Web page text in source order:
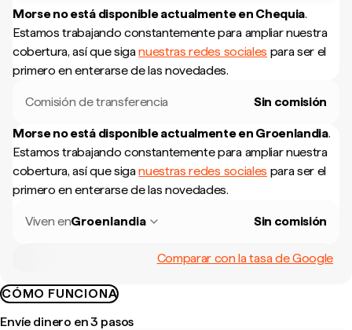
Morse no está disponible actualmente en Chequia.
Estamos trabajando constantemente para ampliar nuestra
cobertura, así que siganuestras redes sociales para ser el
primero en enterarse de las novedades.
Comisión de transferencia Sin comisión
Morse no está disponible actualmente en Groenlandia.
Estamos trabajando constantemente para ampliar nuestra
cobertura, así que siganuestras redes sociales para ser el
primero en enterarse de las novedades.
Viven enGroenlandia Sin comisión
Comparar con la tasa de Google
CÓMO FUNCIONA
Envíe dinero en 3 pasos